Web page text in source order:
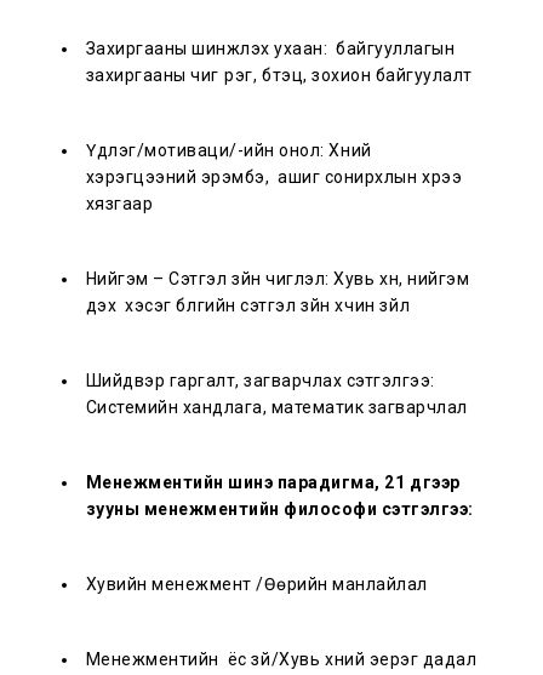
Захиргааны шинжлэх ухаан: байгууллагын
захиргааны чиг үүрэг, бүтэц, зохион байгуулалт
Үүдлэг/мотиваци/-ийн онол: Хүний
хэрэгцээний эрэмбэ, ашиг сонирхлын хүрээ
хязгаар
Нийгэм – Сэтгэл зүйн чиглэл: Хувь хүн, нийгэм
дэх хэсэг бүлгийн сэтгэл зүйн хүчин зүйл
Шийдвэр гаргалт, загварчлах сэтгэлгээ:
Системийн хандлага, математик загварчлал
Менежментийн шинэ парадигма, 21 дүгээр
зууны менежментийн философи сэтгэлгээ:
Хувийн менежмент /Өөрийн манлайлал
Менежментийн ёс зүй/Хувь хүний эерэг дадал